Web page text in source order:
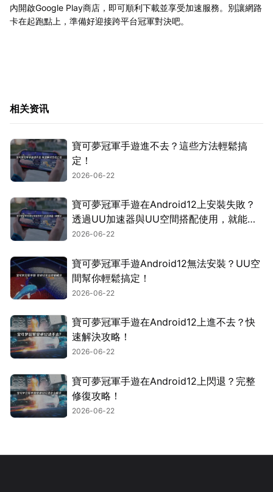
內開啟Google Play商店，即可順利下載並享受加速服務。別讓網路
卡在起跑點上，準備好迎接跨平台冠軍對決吧。
相关资讯
寶可夢冠軍手遊進不去？這些方法輕鬆搞
定！
2026-06-22
寶可夢冠軍手遊在Android12上安裝失敗？
透過UU加速器與UU空間搭配使用，就能輕
鬆搞定！
2026-06-22
寶可夢冠軍手遊Android12無法安裝？UU空
間幫你輕鬆搞定！
2026-06-22
寶可夢冠軍手遊在Android12上進不去？快
速解決攻略！
2026-06-22
寶可夢冠軍手遊在Android12上閃退？完整
修復攻略！
2026-06-22